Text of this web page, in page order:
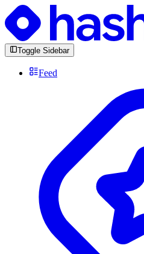
Toggle Sidebar
Feed